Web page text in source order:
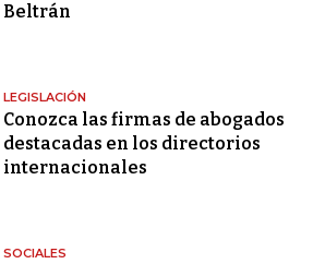
Beltrán
LEGISLACIÓN
Conozca las firmas de abogados
destacadas en los directorios
internacionales
SOCIALES